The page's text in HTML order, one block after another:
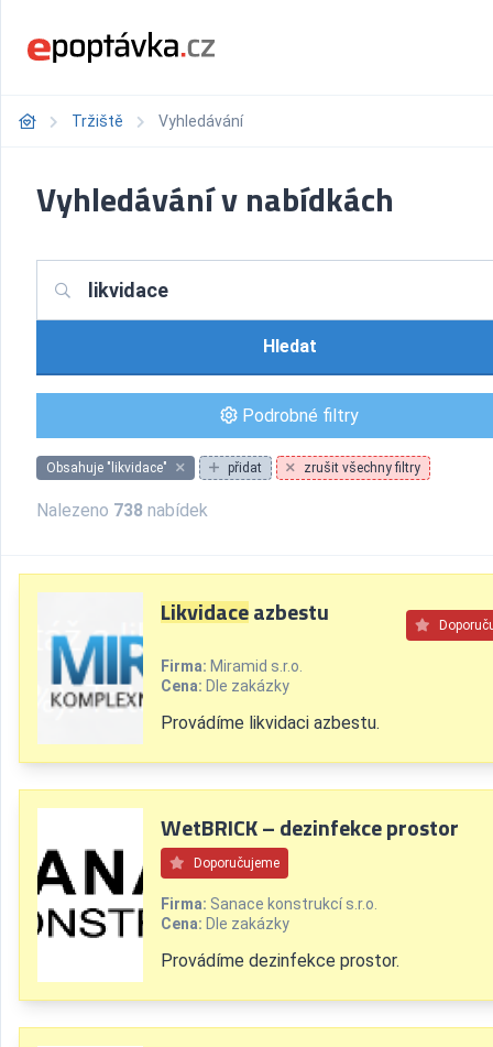
Tržiště Vyhledávání
Vyhledávání v nabídkách
Hledat
Podrobné filtry
Obsahuje "likvidace" přidat zrušit všechny filtry
Nalezeno 738 nabídek
Likvidaceazbestu
Firma: Miramid s.r.o.
Cena: Dle zakázky
Provádíme likvidaci azbestu.
WetBRICK – dezinfekce prostor
Doporučujeme
Firma: Sanace konstrukcí s.r.o.
Cena: Dle zakázky
Provádíme dezinfekce prostor.